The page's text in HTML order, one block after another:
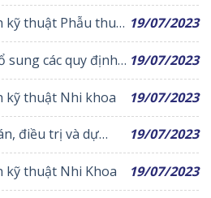
thuật Phẫu thuật 19/07/2023
sung các quy định
chi phí khám
19/07/2023
kỹ thuật Nhi khoa 19/07/2023
điều trị và dự
19/07/2023
kỹ thuật Nhi Khoa 19/07/2023